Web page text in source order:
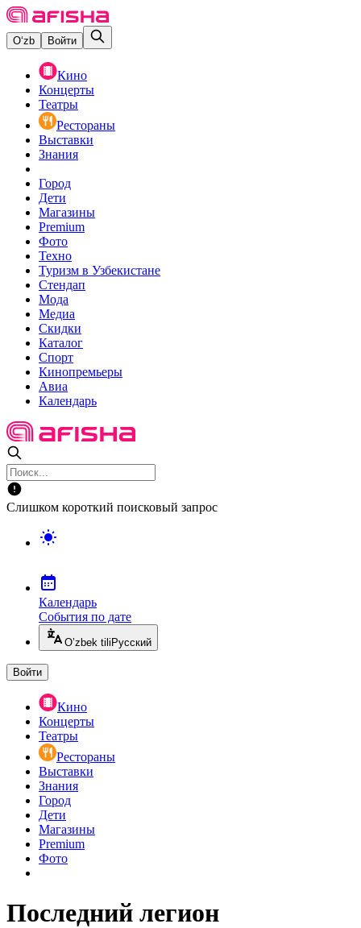
O‘zb Войти
Кино
Концерты
Театры
Рестораны
Выставки
Знания
Город
Дети
Магазины
Premium
Фото
Техно
Туризм в Узбекистане
Стендап
Мода
Медиа
Скидки
Каталог
Спорт
Кинопремьеры
Авиа
Календарь
Слишком короткий поисковый запрос
Календарь
События по дате
O’zbek tili Русский
Войти
Кино
Концерты
Театры
Рестораны
Выставки
Знания
Город
Дети
Магазины
Premium
Фото
Последний легион